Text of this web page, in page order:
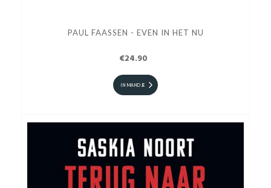
PAUL FAASSEN - EVEN IN HET NU
€24.90
IN MANDJE